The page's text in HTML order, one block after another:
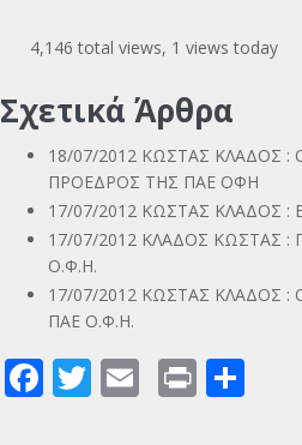
4,146 total views, 1 views today
Σχετικά Άρθρα
18/07/2012 ΚΩΣΤΑΣ ΚΛΑΔΟΣ
ΠΡΟΕΔΡΟΣ ΤΗΣ ΠΑΕ ΟΦΗ
17/07/2012 ΚΩΣΤΑΣ ΚΛΑΔΟΣ :
17/07/2012 ΚΛΑΔΟΣ ΚΩΣΤΑΣ
Ο.Φ.Η.
17/07/2012 ΚΩΣΤΑΣ ΚΛΑΔΟΣ
ΠΑΕ Ο.Φ.Η.
Facebook
Twitter
Email
Print